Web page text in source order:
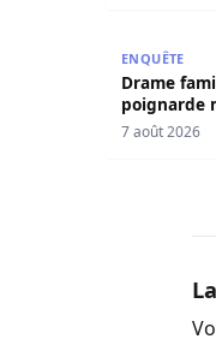
ENQUÊTE
Drame
poignarde
7 août 2026